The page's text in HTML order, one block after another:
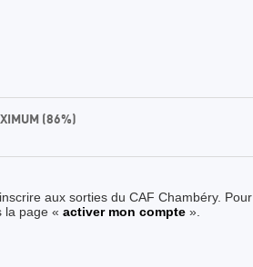
(86%)
aux sorties du CAF Chambéry. Pour
la page « activer mon compte ».